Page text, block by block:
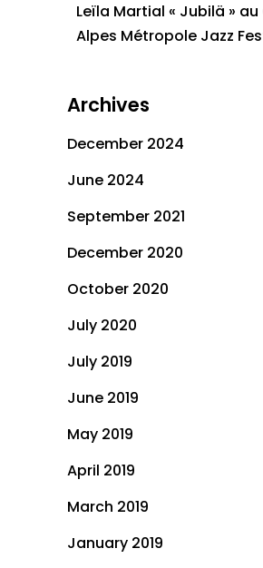
Leïla Martial « Jubilä »
Alpes Métropole Jazz
Archives
December 2024
June 2024
September 2021
December 2020
October 2020
July 2020
July 2019
June 2019
May 2019
April 2019
March 2019
January 2019